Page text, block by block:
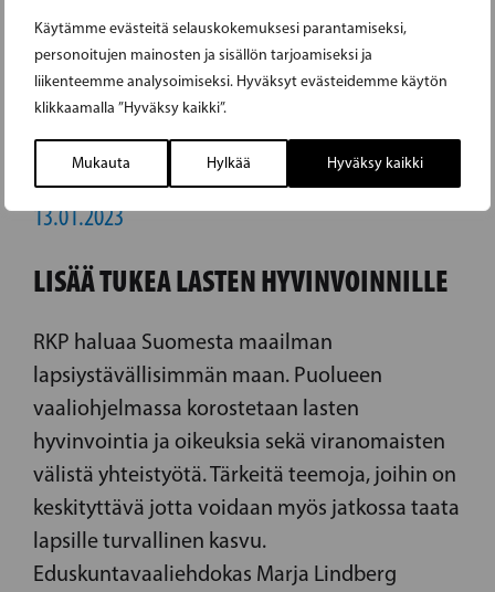
Käytämme evästeitä selauskokemuksesi parantamiseksi,
personoitujen mainosten ja sisällön tarjoamiseksi ja
liikenteemme analysoimiseksi. Hyväksyt evästeidemme käytön
klikkaamalla ”Hyväksy kaikki”.
Mukauta Hylkää Hyväksy kaikki
13.01.2023
LISÄÄ TUKEA LASTEN HYVINVOINNILLE
RKP haluaa Suomesta maailman
lapsiystävällisimmän maan. Puolueen
vaaliohjelmassa korostetaan lasten
hyvinvointia ja oikeuksia sekä viranomaisten
välistä yhteistyötä. Tärkeitä teemoja, joihin on
keskityttävä jotta voidaan myös jatkossa taata
lapsille turvallinen kasvu.
Eduskuntavaaliehdokas Marja Lindberg